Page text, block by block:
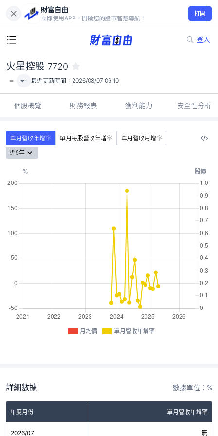
財富自由
立即使用APP，開啟您的股市智慧導航！
打開
登入
-
火星控股 7720
- - 最近更新時間： 2026/08/07 06:10
個股概覽 財務報表 獲利能力 安全性分析
單月營收年增率 單月每股營收年增率
單月營收月增率
近5年
月均價 單月營收年增率
詳細數據 數據單位：%
年度月份 單月營收年增率
2026/07 無